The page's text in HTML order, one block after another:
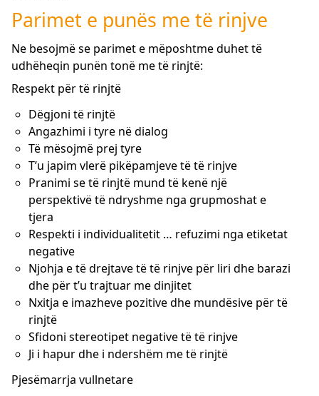
Parimet e punës me të rinjve
Ne besojmë se parimet e mëposhtme duhet të
udhëheqin punën tonë me të rinjtë:
Respekt për të rinjtë
Dëgjoni të rinjtë
Angazhimi i tyre në dialog
Të mësojmë prej tyre
T’u japim vlerë pikëpamjeve të të rinjve
Pranimi se të rinjtë mund të kenë një
perspektivë të ndryshme nga grupmoshat e
tjera
Respekti i individualitetit … refuzimi nga etiketat
negative
Njohja e të drejtave të të rinjve për liri dhe barazi
dhe për t’u trajtuar me dinjitet
Nxitja e imazheve pozitive dhe mundësive për të
rinjtë
Sfidoni stereotipet negative të të rinjve
Ji i hapur dhe i ndershëm me të rinjtë
Pjesëmarrja vullnetare